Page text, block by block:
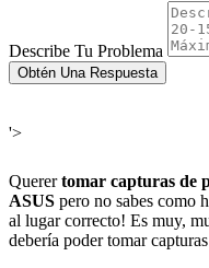
Describe Tu Problema
Obtén Una Respuesta
'>
Querertomar capturas de
ASUS pero no sabes como
al lugar correcto! Es muy,
debería poder tomar